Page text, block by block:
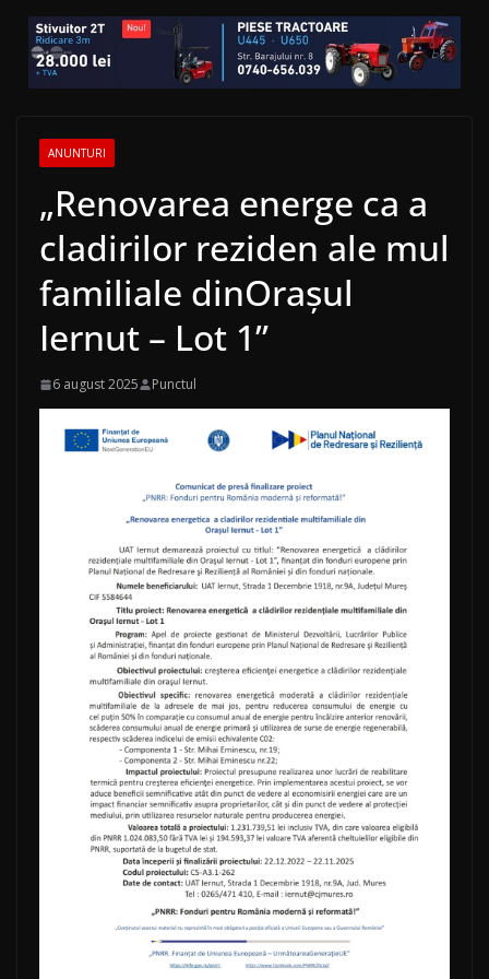
ANUNTURI
„Renovarea energe ca a
cladirilor reziden ale mul
familiale dinOrașul
Iernut – Lot 1”
6 august 2025 Punctul